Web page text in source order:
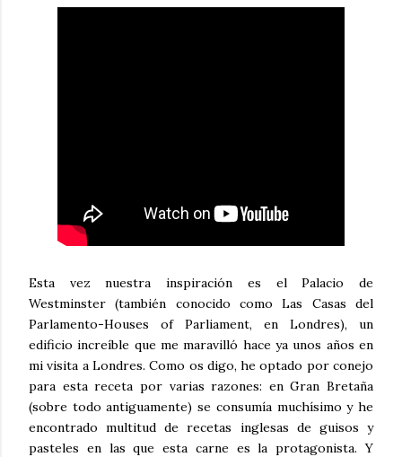
Esta vez nuestra inspiración es el Palacio de
Westminster (también conocido como Las Casas del
Parlamento-Houses of Parliament, en Londres), un
edificio increíble que me maravilló hace ya unos años en
mi visita a Londres. Como os digo, he optado por conejo
para esta receta por varias razones: en Gran Bretaña
(sobre todo antiguamente) se consumía muchísimo y he
encontrado multitud de recetas inglesas de guisos y
pasteles en las que esta carne es la protagonista. Y